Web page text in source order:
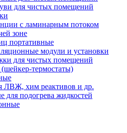
для чистых помещений
с ламинарным потоком
зоне
портативные
модули и установки
для чистых помещений
термостаты)
ЛВЖ, хим реактивов и др.
подогрева жидкостей